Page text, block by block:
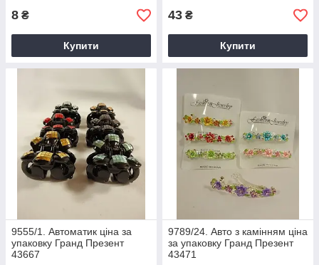
8 ₴
Купити
43 ₴
Купити
9555/1. Автоматик ціна за
упаковку Гранд Презент
43667
9789/24. Авто з камінням ціна
за упаковку Гранд Презент
43471